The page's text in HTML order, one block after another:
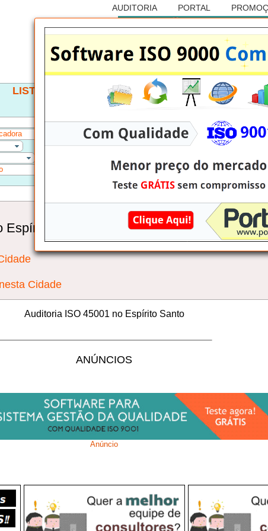
AUDITORIA PORTAL
LISTA BRASILEIRA DE AUDITORIAS
ISO 45001
Espírito Santo, na cidade de:
Cidade
Auditoria ISO 45001 no Espírito Santo
ANÚNCIOS
Anúncio